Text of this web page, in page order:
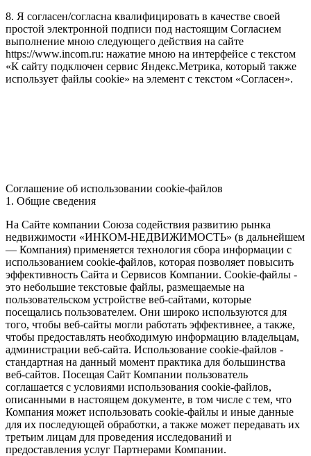
8. Я согласен/согласна квалифицировать в качестве своей
простой электронной подписи под настоящим Согласием
выполнение мною следующего действия на сайте
https://www.incom.ru: нажатие мною на интерфейсе с текстом
«К сайту подключен сервис Яндекс.Метрика, который также
использует файлы cookie» на элемент с текстом «Согласен».
Соглашение об использовании cookie-файлов
1. Общие сведения
На Сайте компании Союза содействия развитию рынка
недвижимости «ИНКОМ-НЕДВИЖИМОСТЬ» (в дальнейшем
— Компания) применяется технология сбора информации с
использованием cookie-файлов, которая позволяет повысить
эффективность Сайта и Сервисов Компании. Сookie-файлы -
это небольшие текстовые файлы, размещаемые на
пользовательском устройстве веб-сайтами, которые
посещались пользователем. Они широко используются для
того, чтобы веб-сайты могли работать эффективнее, а также,
чтобы предоставлять необходимую информацию владельцам,
администрации веб-сайта. Использование cookie-файлов -
стандартная на данный момент практика для большинства
веб-сайтов. Посещая Сайт Компании пользователь
соглашается с условиями использования cookie-файлов,
описанными в настоящем документе, в том числе с тем, что
Компания может использовать cookie-файлы и иные данные
для их последующей обработки, а также может передавать их
третьим лицам для проведения исследований и
предоставления услуг Партнерами Компании.